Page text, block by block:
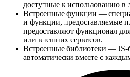
доступные к использованию в
Встроенные функции —
и функции, предоставляемые
предоставляют функционал
или внешних сервисов.
Встроенные библиотеки — JS-
автоматически вместе с